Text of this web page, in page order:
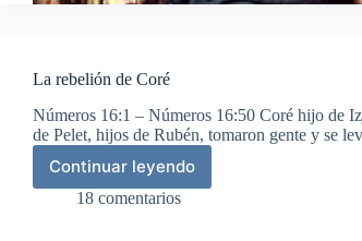
La rebelión de Coré
Números 16:1 – Números 16:50 Coré hijo de
de Pelet, hijos de Rubén, tomaron gente y se
Continuar leyendo
La
rebelión
18 comentarios